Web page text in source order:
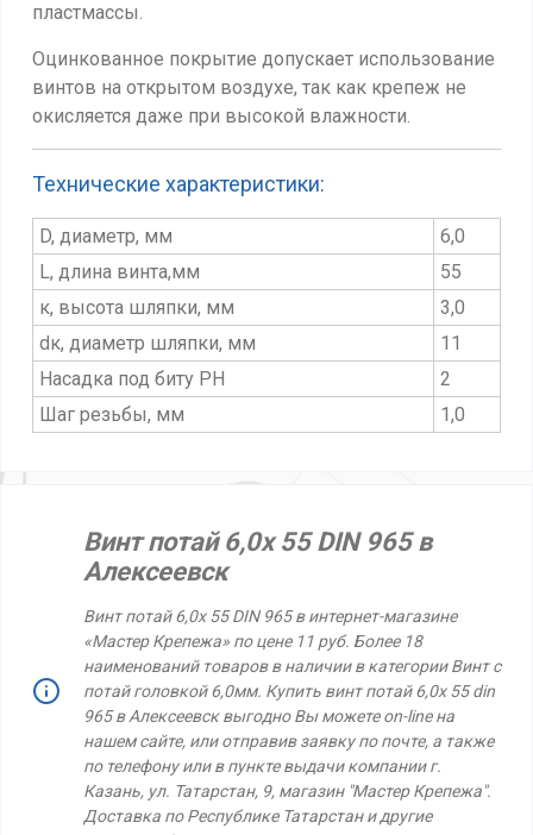
пластмассы.
Оцинкованное покрытие допускает использование
винтов на открытом воздухе, так как крепеж не
окисляется даже при высокой влажности.
Технические характеристики:
D, диаметр, мм
6,0
L, длина винта,мм
55
к, высота шляпки, мм
3,0
dк, диаметр шляпки, мм
11
Насадка под биту PH
2
Шаг резьбы, мм
1,0
Винт потай 6,0х 55 DIN 965 в
Алексеевск
Винт потай 6,0х 55 DIN 965 в интернет-магазине
«Мастер Крепежа» по цене 11 руб. Более 18
наименований товаров в наличии в категории Винт с
потай головкой 6,0мм. Купить винт потай 6,0х 55 din
965 в Алексеевск выгодно Вы можете on-line на
нашем сайте, или отправив заявку по почте, а также
по телефону или в пункте выдачи компании г.
Казань, ул. Татарстан, 9, магазин "Мастер Крепежа".
Доставка по Республике Татарстан и другие